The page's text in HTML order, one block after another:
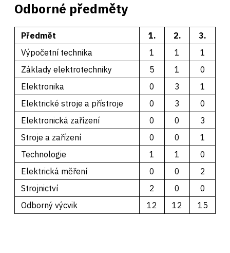
Odborné předměty
Předmět 1. 2.
3.
Výpočetní technika
1 1
1
Základy elektrotechniky
5 1
0
Elektronika
0 3
1
Elektrické stroje a přístroje
0 3
0
Elektronická zařízení
0 0
3
Stroje a zařízení
0 0
1
Technologie
1 1
0
Elektrická měření
0 0
2
Strojnictví
2 0
0
Odborný výcvik
12 12 15